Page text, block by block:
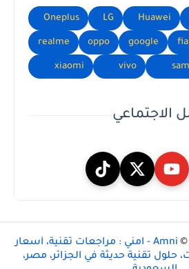
Huawei
LG
Oneplus
google
oppo
realme
vivo
xiaomi
الاجتماعي
©
Amni - امني : مراجعات تقنية، أسعار
حلول تقنية حديثة في الجزائر، مصر،